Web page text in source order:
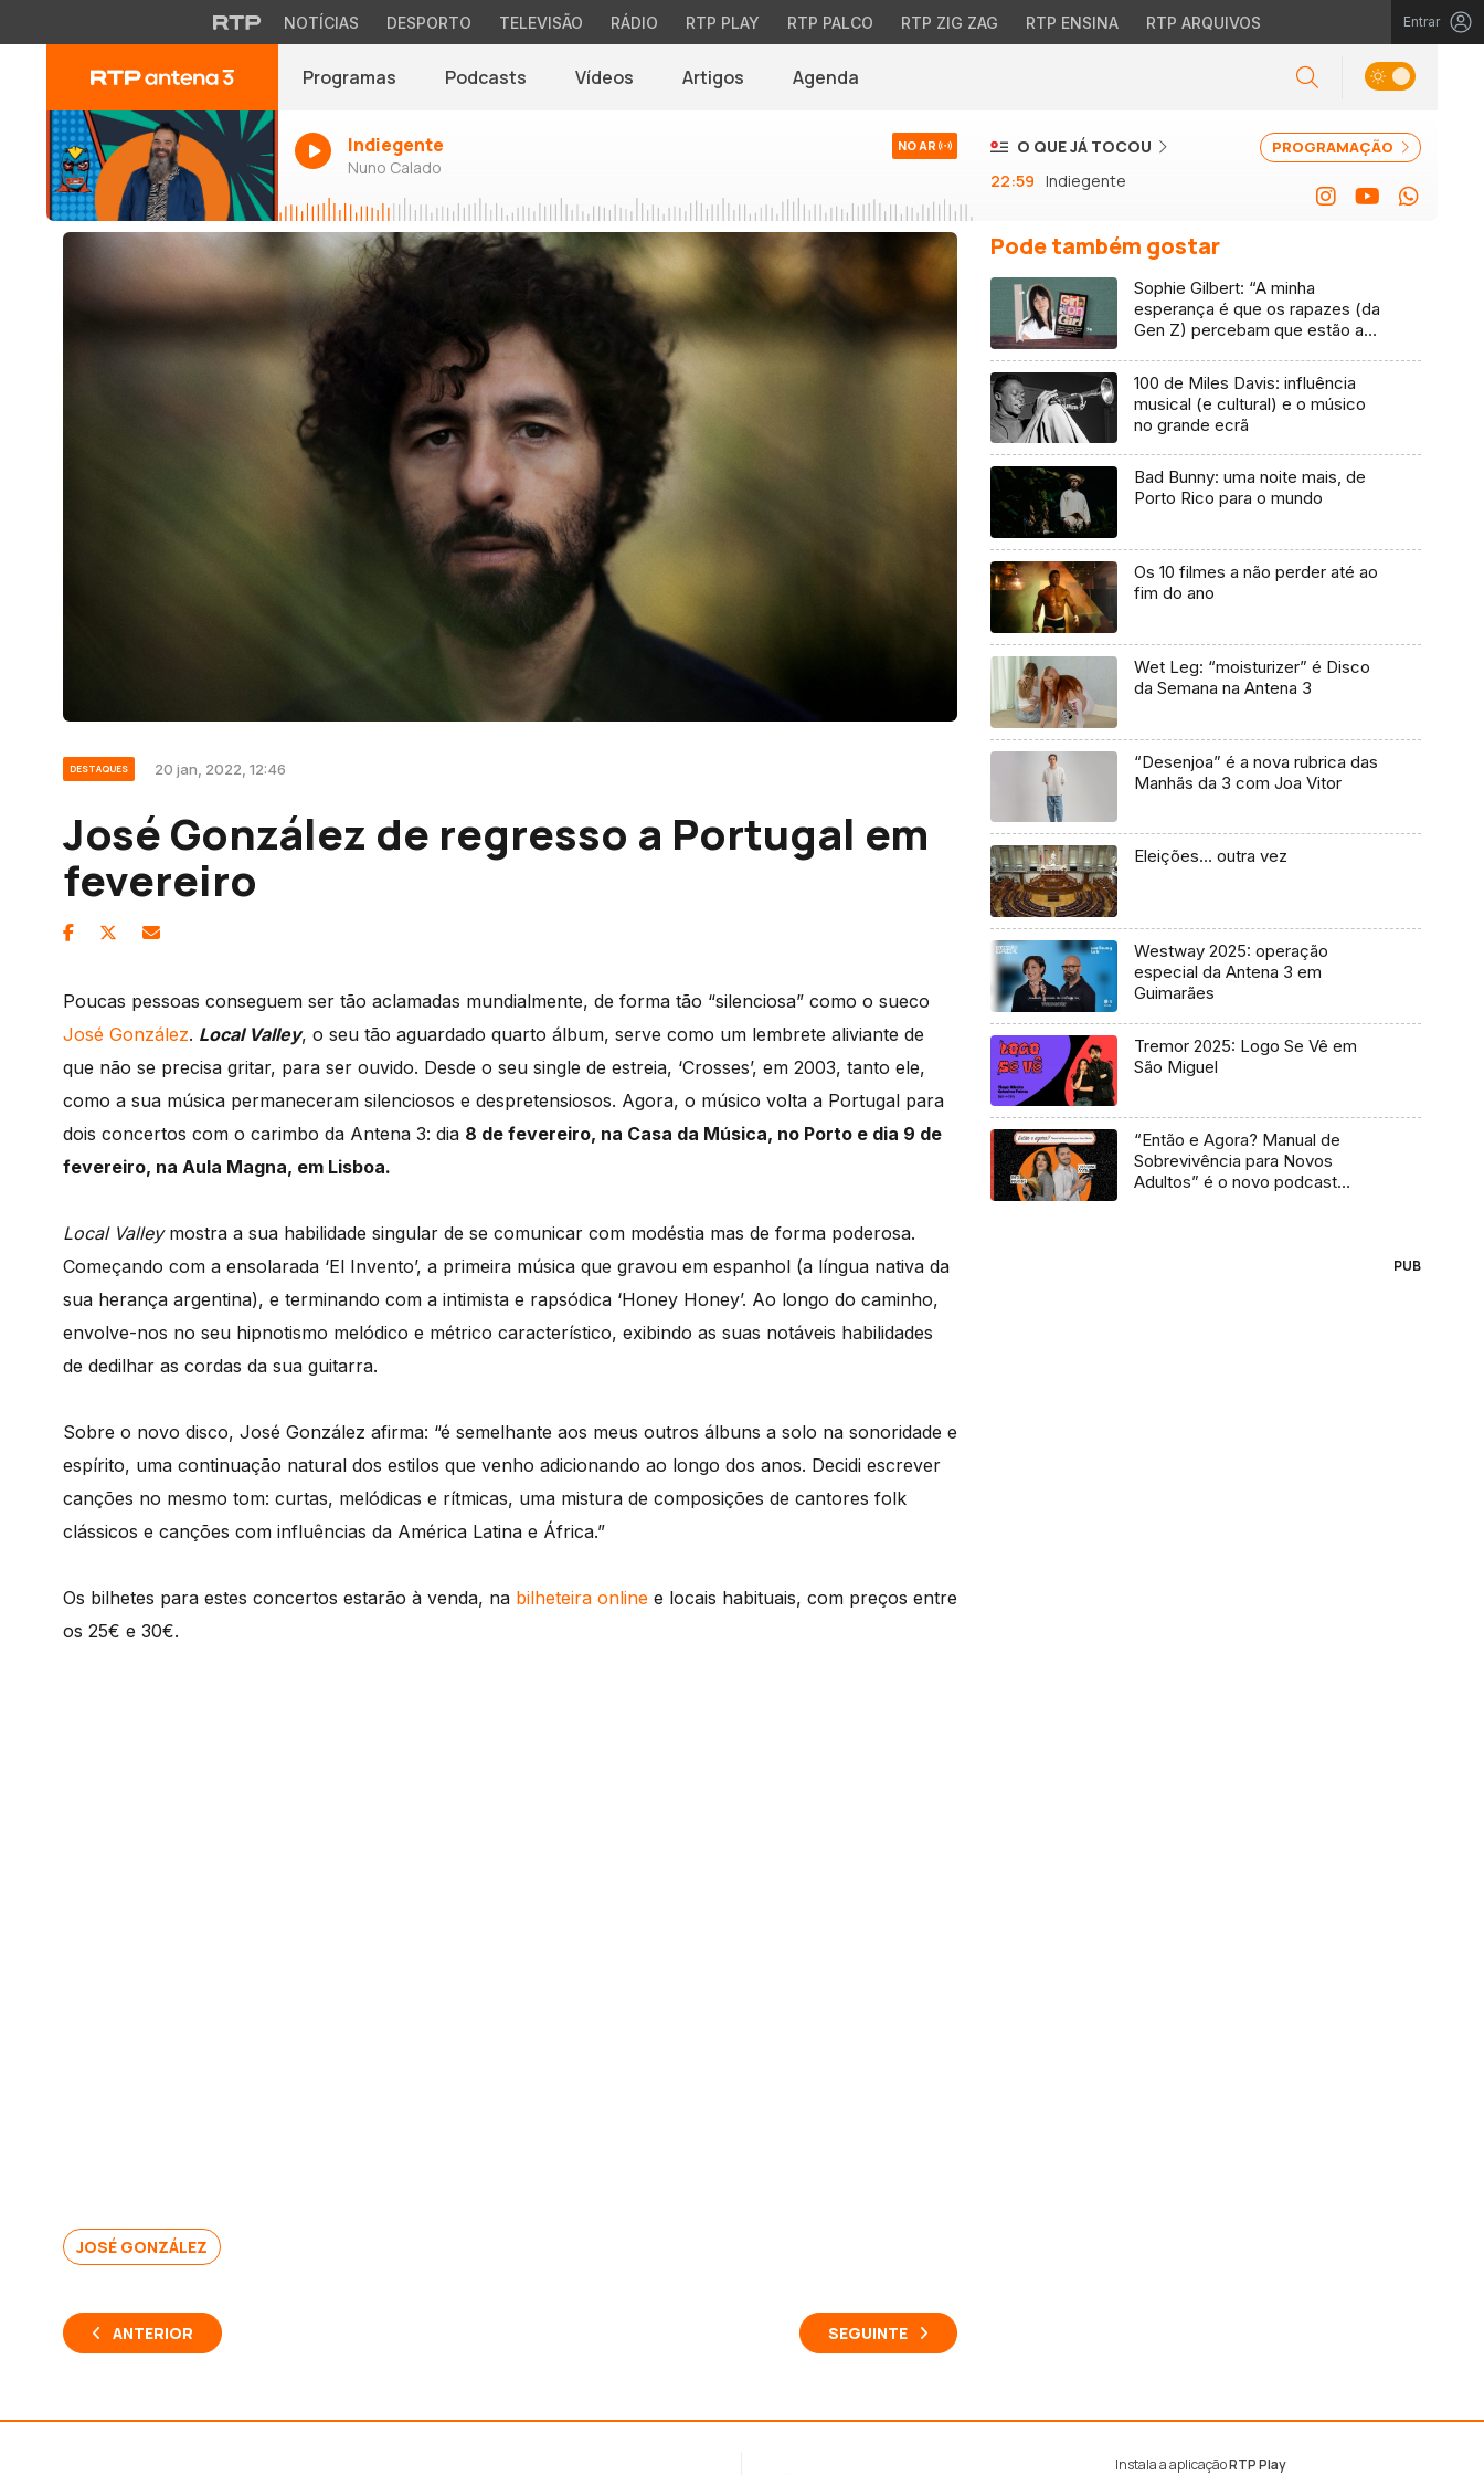
NOTÍCIAS DESPORTO TELEVISÃO RÁDIO RTP PLAY RTP PALCO RTP ZIG ZAG RTP ENSINA RTP ARQUIVOS Entrar
Programas Podcasts Vídeos Artigos Agenda
Indiegente
Nuno Calado
NO AR PROGRAMAÇÃO
O QUE JÁ TOCOU
22:59 Indiegente
DESTAQUES 20 jan, 2022, 12:46
José González de regresso a Portugal em
fevereiro
Poucas pessoas conseguem ser tão aclamadas mundialmente, de forma tão “silenciosa” como o sueco
José González. Local Valley, o seu tão aguardado quarto álbum, serve como um lembrete aliviante de
que não se precisa gritar, para ser ouvido. Desde o seu single de estreia, ‘Crosses’, em 2003, tanto ele,
como a sua música permaneceram silenciosos e despretensiosos. Agora, o músico volta a Portugal para
dois concertos com o carimbo da Antena 3: dia 8 de fevereiro, na Casa da Música, no Porto e dia 9 de
fevereiro, na Aula Magna, em Lisboa.
Local Valleymostra a sua habilidade singular de se comunicar com modéstia mas de forma poderosa.
Começando com a ensolarada ‘El Invento’, a primeira música que gravou em espanhol (a língua nativa da
sua herança argentina), e terminando com a intimista e rapsódica ‘Honey Honey’. Ao longo do caminho,
envolve-nos no seu hipnotismo melódico e métrico característico, exibindo as suas notáveis ​​habilidades
de dedilhar as cordas da sua guitarra.
Sobre o novo disco, José González afirma: “é semelhante aos meus outros álbuns a solo na sonoridade e
espírito, uma continuação natural dos estilos que venho adicionando ao longo dos anos. Decidi escrever
canções no mesmo tom: curtas, melódicas e rítmicas, uma mistura de composições de cantores folk
clássicos e canções com influências da América Latina e África.”
Os bilhetes para estes concertos estarão à venda, na bilheteira online e locais habituais, com preços entre
os 25€ e 30€.
JOSÉ GONZÁLEZ
ANTERIOR SEGUINTE
Pode também gostar
Sophie Gilbert: “A minha
esperança é que os rapazes (da
Gen Z) percebam que estão a
100 de Miles Davis: influência
musical (e cultural) e o músico
no grande ecrã
Bad Bunny: uma noite mais, de
Porto Rico para o mundo
Os 10 filmes a não perder até ao
fim do ano
Wet Leg: “moisturizer” é Disco
da Semana na Antena 3
“Desenjoa” é a nova rubrica das
Manhãs da 3 com Joa Vitor
Eleições… outra vez
Westway 2025: operação
especial da Antena 3 em
Guimarães
Tremor 2025: Logo Se Vê em
São Miguel
“Então e Agora? Manual de
Sobrevivência para Novos
Adultos” é o novo podcast
PUB
Instala a aplicaçãoRTP Play